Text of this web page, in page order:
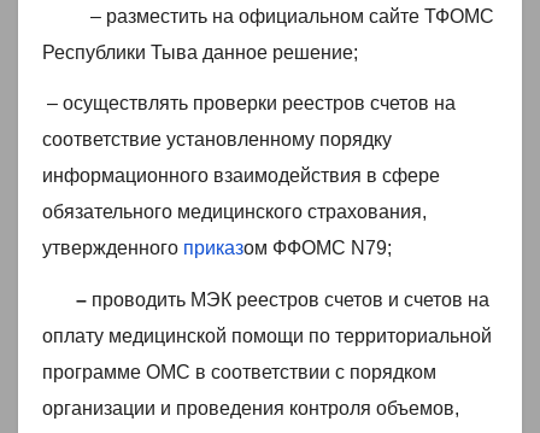
– разместить на официальном сайте ТФОМС
Республики Тыва данное решение;
– осуществлять проверки реестров счетов на
соответствие установленному порядку
информационного взаимодействия в сфере
обязательного медицинского страхования,
утвержденного приказом ФФОМС N79;
– проводить МЭК реестров счетов и счетов на
оплату медицинской помощи по территориальной
программе ОМС в соответствии с порядком
организации и проведения контроля объемов,